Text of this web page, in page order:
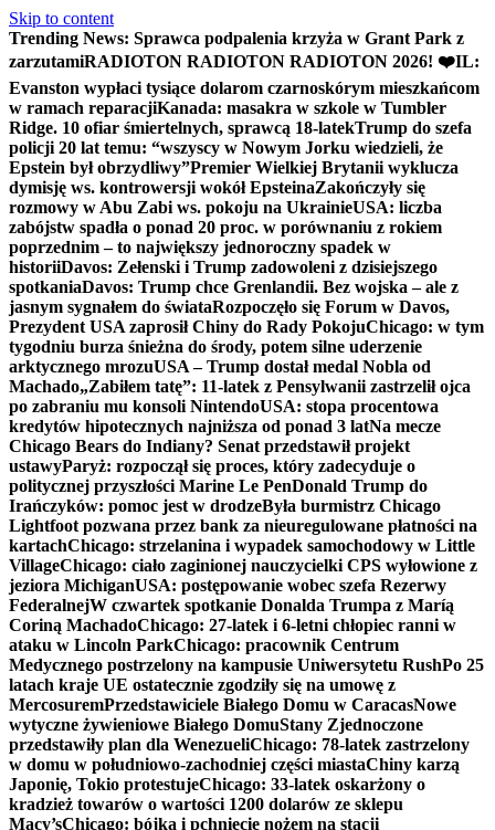
Skip to content
Trending News: Sprawca podpalenia krzyża w Grant Park z
zarzutamiRADIOTON RADIOTON RADIOTON 2026! ❤️IL:
Evanston wypłaci tysiące dolarom czarnoskórym mieszkańcom
w ramach reparacjiKanada: masakra w szkole w Tumbler
Ridge. 10 ofiar śmiertelnych, sprawcą 18-latekTrump do szefa
policji 20 lat temu: “wszyscy w Nowym Jorku wiedzieli, że
Epstein był obrzydliwy”Premier Wielkiej Brytanii wyklucza
dymisję ws. kontrowersji wokół EpsteinaZakończyły się
rozmowy w Abu Zabi ws. pokoju na UkrainieUSA: liczba
zabójstw spadła o ponad 20 proc. w porównaniu z rokiem
poprzednim – to największy jednoroczny spadek w
historiiDavos: Zełenski i Trump zadowoleni z dzisiejszego
spotkaniaDavos: Trump chce Grenlandii. Bez wojska – ale z
jasnym sygnałem do świataRozpoczęło się Forum w Davos,
Prezydent USA zaprosił Chiny do Rady PokojuChicago: w tym
tygodniu burza śnieżna do środy, potem silne uderzenie
arktycznego mrozuUSA – Trump dostał medal Nobla od
Machado„Zabiłem tatę”: 11-latek z Pensylwanii zastrzelił ojca
po zabraniu mu konsoli NintendoUSA: stopa procentowa
kredytów hipotecznych najniższa od ponad 3 latNa mecze
Chicago Bears do Indiany? Senat przedstawił projekt
ustawyParyż: rozpoczął się proces, który zadecyduje o
politycznej przyszłości Marine Le PenDonald Trump do
Irańczyków: pomoc jest w drodzeByła burmistrz Chicago
Lightfoot pozwana przez bank za nieuregulowane płatności na
kartachChicago: strzelanina i wypadek samochodowy w Little
VillageChicago: ciało zaginionej nauczycielki CPS wyłowione z
jeziora MichiganUSA: postępowanie wobec szefa Rezerwy
FederalnejW czwartek spotkanie Donalda Trumpa z Maríą
Coriną MachadoChicago: 27-latek i 6-letni chłopiec ranni w
ataku w Lincoln ParkChicago: pracownik Centrum
Medycznego postrzelony na kampusie Uniwersytetu RushPo 25
latach kraje UE ostatecznie zgodziły się na umowę z
MercosuremPrzedstawiciele Białego Domu w CaracasNowe
wytyczne żywieniowe Białego DomuStany Zjednoczone
przedstawiły plan dla WenezueliChicago: 78-latek zastrzelony
w domu w południowo-zachodniej części miastaChiny karzą
Japonię, Tokio protestujeChicago: 33-latek oskarżony o
kradzież towarów o wartości 1200 dolarów ze sklepu
Macy’sChicago: bójka i pchnięcie nożem na stacji